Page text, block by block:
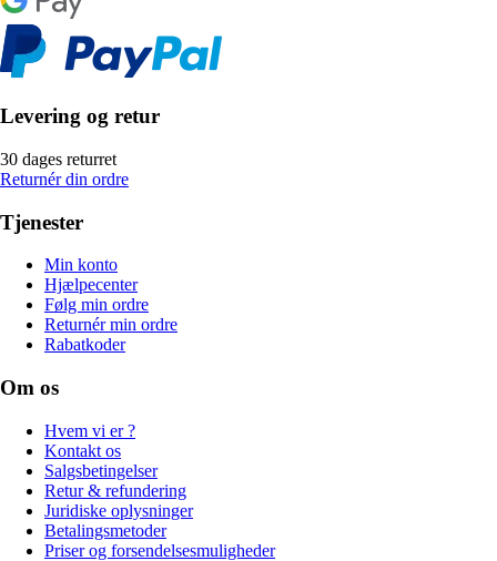
Levering og retur
30 dages returret
Returnér din ordre
Tjenester
Min konto
Hjælpecenter
Følg min ordre
Returnér min ordre
Rabatkoder
Om os
Hvem vi er ?
Kontakt os
Salgsbetingelser
Retur & refundering
Juridiske oplysninger
Betalingsmetoder
Priser og forsendelsesmuligheder